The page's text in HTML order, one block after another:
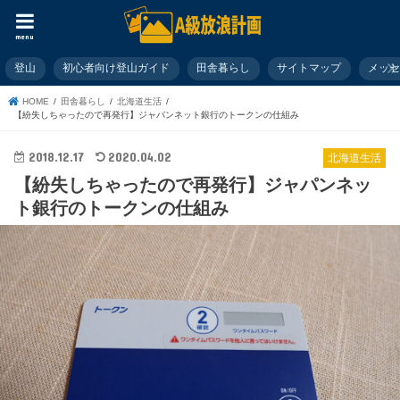
menu
登山 初心者向け登山ガイド 田舎暮らし サイトマップ メッ
HOME 田舎暮らし
北海道生活
【紛失しちゃったので再発行】ジャパンネット銀行のトークンの仕組み
北海道生活
2018.12.17 2020.04.02
【紛失しちゃったので再発行】ジャパンネッ
ト銀行のトークンの仕組み